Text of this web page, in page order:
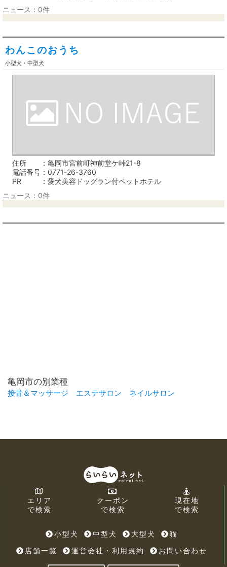
ニュース：0件
わんこのおうち
小型犬・中型犬
住所
亀岡市宮前町神前堂ケ峠21-8
電話番号
0771-26-3760
PR
愛犬美容ドッグラン付ペットホテル
ニュース：0件
亀岡市の別業種
接骨＆マッサージ エステサロン ネイルサロン
エリア
で検索
クーポン
で検索
現在地
で検索
小型犬 中型犬 大型犬
猫
店舗一覧
運営会社・利用規約 お問い合わせ